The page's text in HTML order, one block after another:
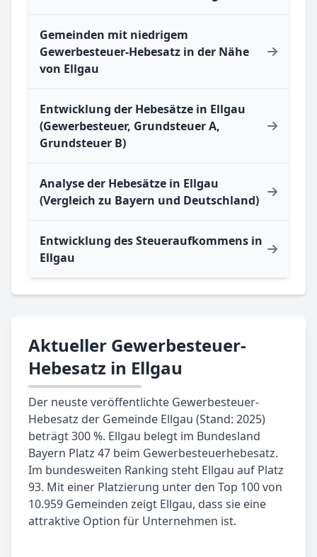
Gemeinden mit niedrigem
Gewerbesteuer-Hebesatz in der Nähe
von Ellgau
Entwicklung der Hebesätze in Ellgau
(Gewerbesteuer, Grundsteuer A,
Grundsteuer B)
Analyse der Hebesätze in Ellgau
(Vergleich zu Bayern und Deutschland)
Entwicklung des Steueraufkommens in
Ellgau
Aktueller Gewerbesteuer-
Hebesatz in Ellgau
Der neuste veröffentlichte Gewerbesteuer-
Hebesatz der Gemeinde Ellgau (Stand: 2025)
beträgt 300 %. Ellgau belegt im Bundesland
Bayern Platz 47 beim Gewerbesteuerhebesatz.
Im bundesweiten Ranking steht Ellgau auf Platz
93. Mit einer Platzierung unter den Top 100 von
10.959 Gemeinden zeigt Ellgau, dass sie eine
attraktive Option für Unternehmen ist.